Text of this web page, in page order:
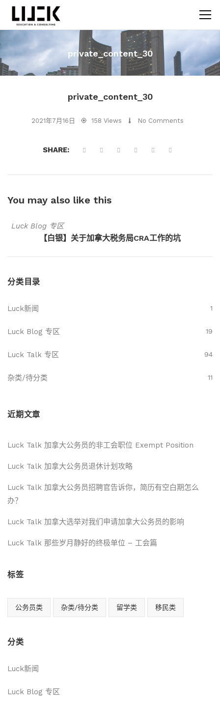
private_content_30
private_content_30
2021年7月16日 158 Views No Comments
SHARE:
You may also like this
Luck Blog 专区
【白银】关于加拿大税务局CRA工作的坑
分类目录
Luck新闻 1
Luck Blog 专区 19
Luck Talk 专区 94
杂类/待分类 11
近期文章
Luck Talk 加拿大公务员的非工会职位 Exempt Position
Luck Talk 加拿大公务员退休计划攻略
Luck Talk 加拿大公务员招聘官告诉你，简历有空白期怎么
办？
Luck Talk 加拿大选举对我们申请加拿大公务员的影响
Luck Talk 那些岁月静好的终极单位 – 工会篇
标签
公务员类 杂类/待分类 留学类 移民类
分类
Luck新闻
Luck Blog 专区